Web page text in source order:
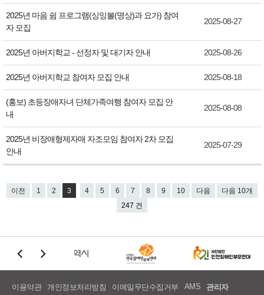
2025년 마음 쉼 프로그램(싱잉볼(명상)과 요가) 참여
자 모집
2025-08-27
2025년 아버지학교 - 선정자 및 대기자 안내 2025-08-26
2025년 아버지학교 참여자 모집 안내 2025-08-18
(홍보) 초등장애자녀 단체가족여행 참여자 모집 안
내
2025-08-08
2025년 비장애형제자매 자조모임 참여자 2차 모집
안내
2025-07-29
이전 1 2 3 4 5 6 7 8 9 10 다음
다음 10개
247 건
이용약관 개인정보처리방침 이메일무단수집거부 AMS 관리자